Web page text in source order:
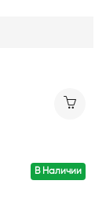
В Наличии